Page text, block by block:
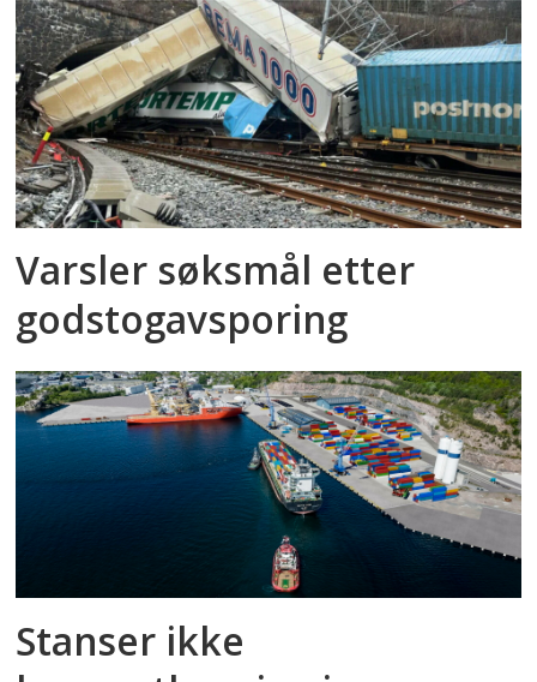
Varsler søksmål etter
godstog­avsporing
Stanser ikke